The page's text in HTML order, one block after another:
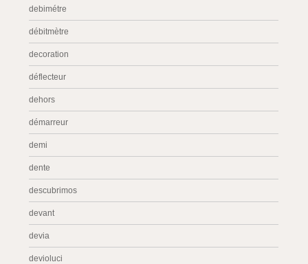
debimétre
débitmètre
decoration
déflecteur
dehors
démarreur
demi
dente
descubrimos
devant
devia
devioluci